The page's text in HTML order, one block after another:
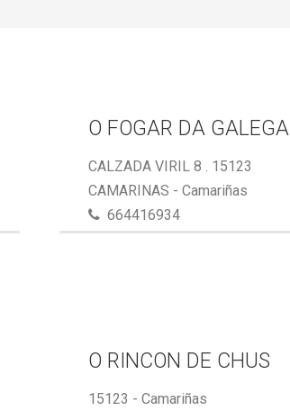
O FOGAR DA GALEGA
CALZADA VIRIL 8 . 15123
CAMARINAS - Camariñas
664416934
O RINCON DE CHUS
15123 - Camariñas